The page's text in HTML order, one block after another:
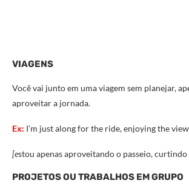
VIAGENS
Você vai junto em uma viagem sem planejar,
aproveitar a jornada.
Ex: I’m just along for the ride, enjoying the
[estou apenas aproveitando o passeio, curtindo
PROJETOS OU TRABALHOS EM GRUPO